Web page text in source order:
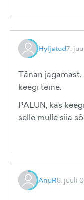
Hyljatud7.
Tänan jagamast.
keegi teine.
PALUN, kas
selle mulle siia
AnuR8. juuli